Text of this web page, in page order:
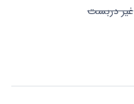
غیر دربست